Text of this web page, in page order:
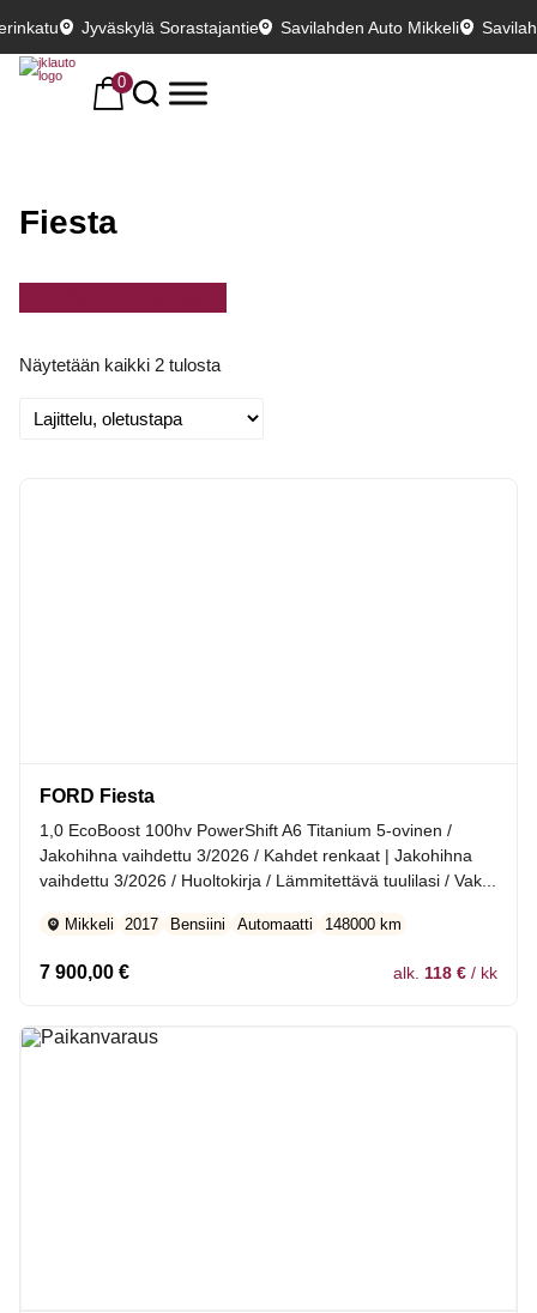
Jyväskylä Sorastajantie Savilahden Auto Mikkeli
0
Fiesta
Näytetään kaikki 2 tulosta
FORD Fiesta
1,0 EcoBoost 100hv PowerShift A6 Titanium 5-ovinen /
Jakohihna vaihdettu 3/2026 / Kahdet renkaat | Jakohihna
vaihdettu 3/2026 / Huoltokirja / Lämmitettävä tuulilasi / Vak...
Mikkeli 2017 Bensiini Automaatti 148000 km
7 900,00 € alk. 118 € / kk